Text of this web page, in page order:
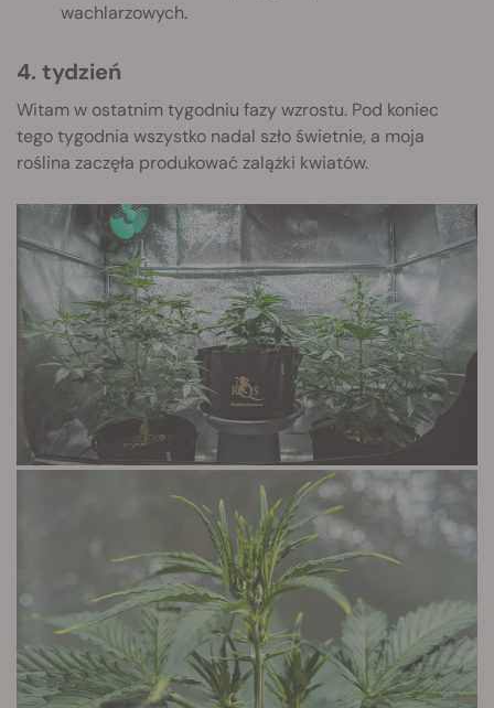
wachlarzowych.
4. tydzień
Witam w ostatnim tygodniu fazy wzrostu. Pod koniec
tego tygodnia wszystko nadal szło świetnie, a moja
roślina zaczęła produkować zalążki kwiatów.